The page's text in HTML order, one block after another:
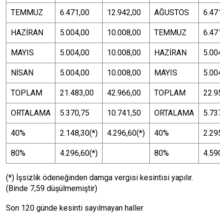
TEMMUZ 6.471,00 12.942,00 AĞUSTOS
HAZİRAN 5.004,00 10.008,00 TEMMUZ
MAYIS 5.004,00 10.008,00 HAZİRAN
NİSAN 5.004,00 10.008,00 MAYIS
TOPLAM 21.483,00 42.966,00 TOPLAM
ORTALAMA 5.370,75 10.741,50 ORTALAMA
40% 2.148,30(*) 4.296,60(*) 40%
80% 4.296,60(*) 80%
(*) İşsizlik ödeneğinden damga vergisi kesintisi yapılır.
(Binde 7,59 düşülmemiştir)
Son 120 günde kesinti sayılmayan haller